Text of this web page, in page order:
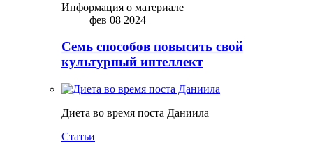
Информация о материале
фев 08 2024
Семь способов повысить свой
культурный интеллект
Диета во время поста Даниила
Статьи